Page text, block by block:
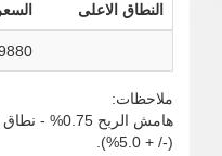
النطاق الاعلى
ملاحظات:
هامش الربح
(-/ + 5.0%).